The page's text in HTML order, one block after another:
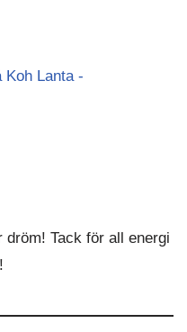
Koh Lanta -
Tack för all energi